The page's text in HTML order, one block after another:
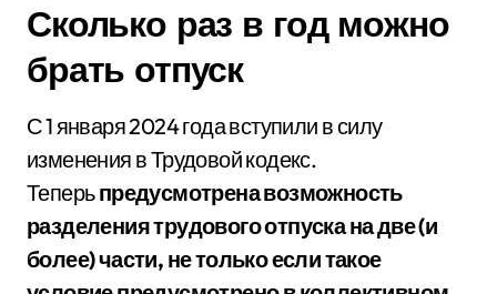
Сколько раз в год можно
брать отпуск
С 1 января 2024 года вступили в силу
изменения в Трудовой кодекс.
Теперьпредусмотрена возможность
разделения трудового отпуска на две (и
более) части, не только если такое